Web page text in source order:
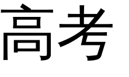
高考